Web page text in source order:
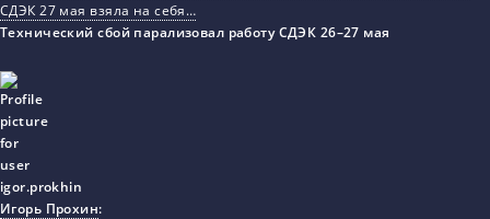
СДЭК 27 мая взяла на себя…
Технический сбой парализовал работу СДЭК 26–27 мая
Игорь Прохин: